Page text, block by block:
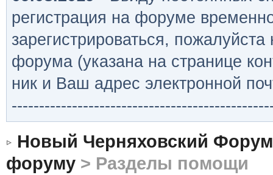
регистрация на форуме
зарегистрироваться,
форума (указана на странице
ник и Ваш адрес электронной
Новый Черняховский Форум
форуму> Разделы помощи